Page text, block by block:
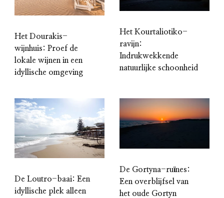
Het Dourakis-
wijnhuis: Proef de
lokale wijnen in een
idyllische omgeving
Het Kourtaliotiko-
ravijn:
Indrukwekkende
natuurlijke schoonheid
De Loutro-baai: Een
idyllische plek alleen
De Gortyna-ruïnes:
Een overblijfsel van
het oude Gortyn